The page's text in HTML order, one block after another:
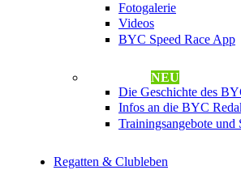
Fotogalerie
Videos
BYC Speed Race App
NEU
Die Geschichte des
Infos an die BYC
Trainingsangebote und
Regatten & Clubleben